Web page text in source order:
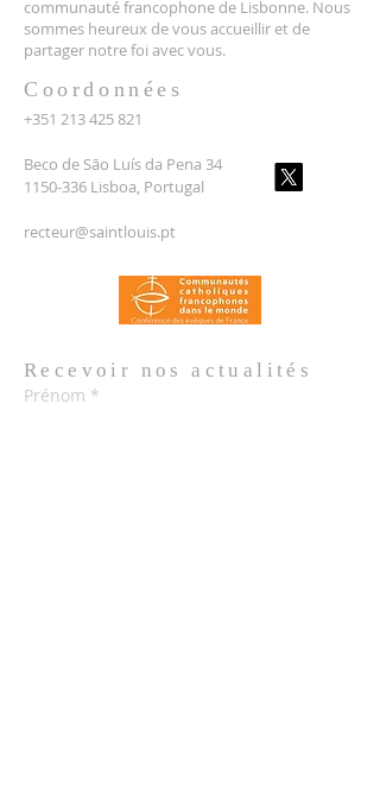
communauté francophone de Lisbonne. Nous
sommes heureux de vous accueillir et de
partager notre foi avec vous.
Coordonnées
+351 213 425 821
Beco de São Luís da Pena 34
1150-336 Lisboa, Portugal
recteur@saintlouis.pt
Recevoir nosactualités
Prénom *